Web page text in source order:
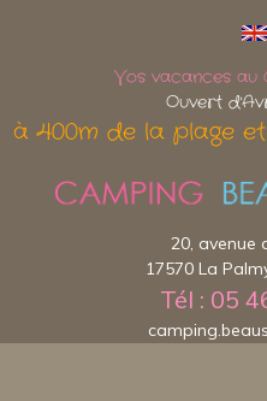
Vos vacances au
Ouvert
à 400m de la plage
20, avenue
17570 La
Tél : 05